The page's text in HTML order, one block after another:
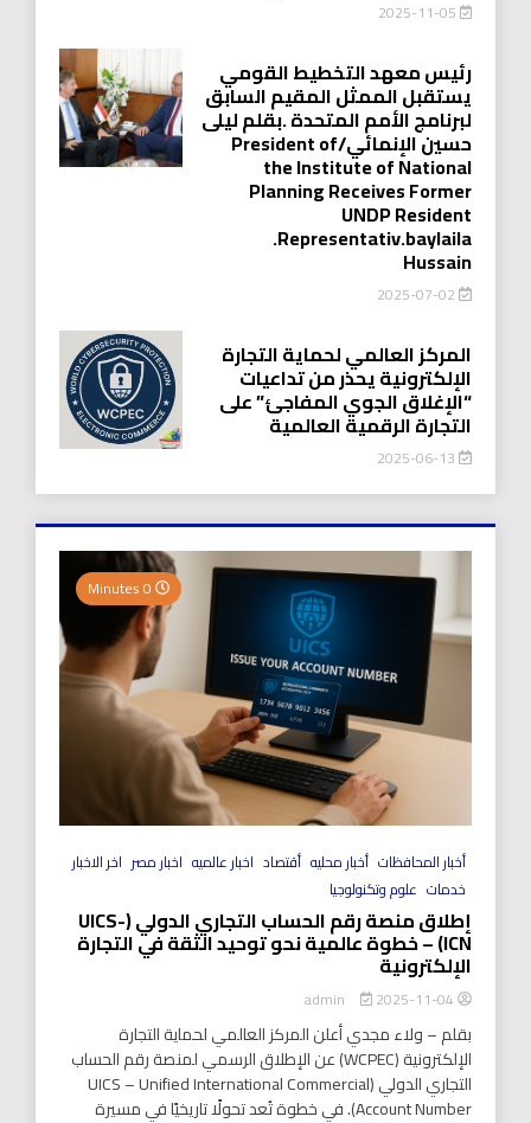
رئيس معهد التخطيط القومي
يستقبل الممثل المقيم السابق
لبرنامج الأمم المتحدة .بقلم ليلى
حسين الإنمائي/President of
the Institute of National
Planning Receives Former
UNDP Resident
.Representativ.baylaila
Hussain
2025-07-02
المركز العالمي لحماية التجارة
الإلكترونية يحذر من تداعيات
“الإغلاق الجوي المفاجئ” على
التجارة الرقمية العالمية
2025-06-13
أخبار المحافظات أخبار محليه أقتصاد اخبار عالميه اخبار مصر اخر الاخبار
خدمات علوم وتكنولوجيا
إطلاق منصة رقم الحساب التجاري الدولي (UICS-
ICN) – خطوة عالمية نحو توحيد الثقة في التجارة
الإلكترونية
2025-11-04
بقلم – ولاء مجدي أعلن المركز العالمي لحماية التجارة
الإلكترونية (WCPEC) عن الإطلاق الرسمي لمنصة رقم الحساب
التجاري الدولي (UICS – Unified International Commercial
Account Number). في خطوة تُعد تحولًا تاريخيًا في مسيرة